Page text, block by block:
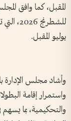
المقبل، كما وافق
يوليو المقبل.
وأشاد مجلس الإدارة
واستمرار إقامة
والتحكيمية، بما